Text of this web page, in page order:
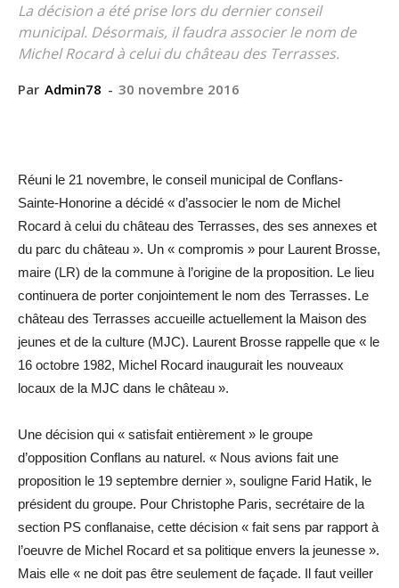
La décision a été prise lors du dernier conseil
municipal. Désormais, il faudra associer le nom de
Michel Rocard à celui du château des Terrasses.
Par Admin78 - 30 novembre 2016
Réuni le 21 novembre, le conseil municipal de Conflans-
Sainte-Honorine a décidé « d’associer le nom de Michel
Rocard à celui du château des Terrasses, des ses annexes et
du parc du château ». Un « compromis » pour Laurent Brosse,
maire (LR) de la commune à l’origine de la proposition. Le lieu
continuera de porter conjointement le nom des Terrasses. Le
château des Terrasses accueille actuellement la Maison des
jeunes et de la culture (MJC). Laurent Brosse rappelle que « le
16 octobre 1982, Michel Rocard inaugurait les nouveaux
locaux de la MJC dans le château ».
Une décision qui « satisfait entièrement » le groupe
d’opposition Conflans au naturel. « Nous avions fait une
proposition le 19 septembre dernier », souligne Farid Hatik, le
président du groupe. Pour Christophe Paris, secrétaire de la
section PS conflanaise, cette décision « fait sens par rapport à
l’oeuvre de Michel Rocard et sa politique envers la jeunesse ».
Mais elle « ne doit pas être seulement de façade. Il faut veiller